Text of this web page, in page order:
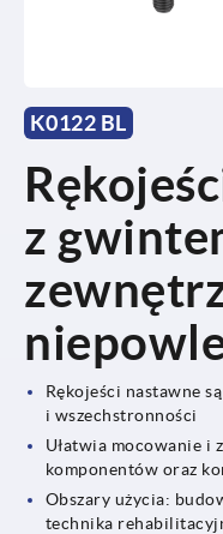
K0122 BL
z
Rękojeści nastawne
i wszechstronności
Ułatwia mocowanie i
komponentów oraz
Obszary użycia:
technika